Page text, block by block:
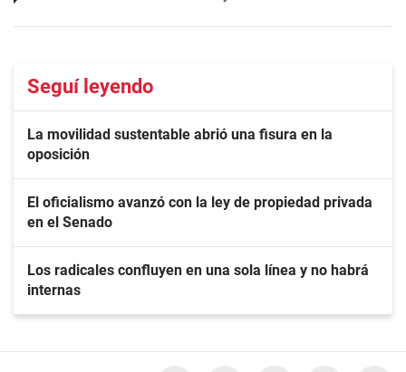
Seguí leyendo
La movilidad sustentable abrió una fisura en la
oposición
El oficialismo avanzó con la ley de propiedad privada
en el Senado
Los radicales confluyen en una sola línea y no habrá
internas